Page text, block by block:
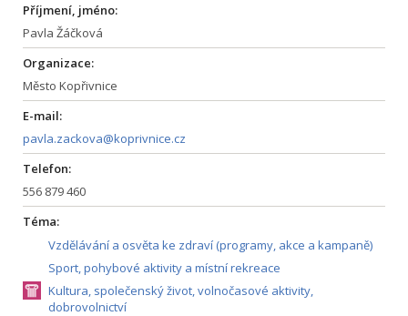
Příjmení, jméno:
Pavla Žáčková
Organizace:
Město Kopřivnice
E-mail:
pavla.zackova@koprivnice.cz
Telefon:
556 879 460
Téma:
Vzdělávání a osvěta ke zdraví (programy, akce a kampaně)
Sport, pohybové aktivity a místní rekreace
Kultura, společenský život, volnočasové aktivity,
dobrovolnictví